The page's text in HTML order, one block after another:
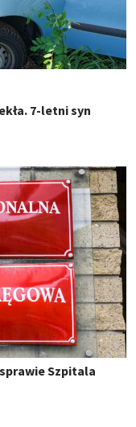
7-letni syn
Szpitala